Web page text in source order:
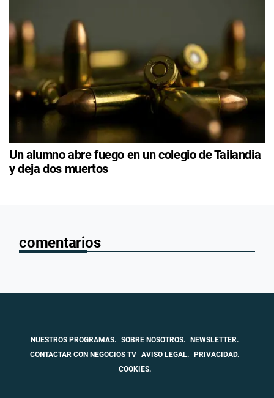
Un alumno abre fuego en un colegio de Tailandia
y deja dos muertos
comentarios
NUESTROS PROGRAMAS. SOBRE NOSOTROS.
NEWSLETTER.
CONTACTAR CON NEGOCIOS TV AVISO LEGAL.
PRIVACIDAD.
COOKIES.